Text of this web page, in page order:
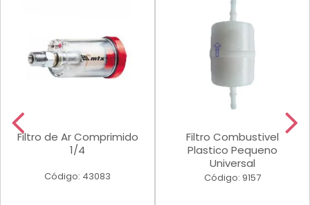
Filtro de Ar Comprimido
1/4
Código: 43083
Filtro Combustivel
Plastico Pequeno
Universal
Código: 9157